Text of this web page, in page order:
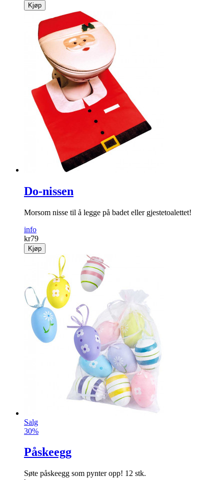
Kjøp
Do-nissen
Morsom nisse til å legge på badet eller gjestetoalettet!
info
kr79
Kjøp
Salg
30%
Påskeegg
Søte påskeegg som pynter opp! 12 stk.